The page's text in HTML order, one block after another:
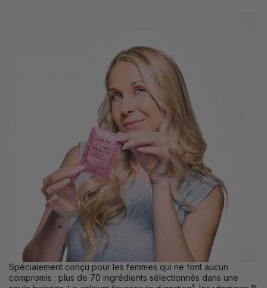
Spécialement conçu pour les femmes qui ne font aucun
compromis : plus de 70 ingrédients sélectionnés dans une